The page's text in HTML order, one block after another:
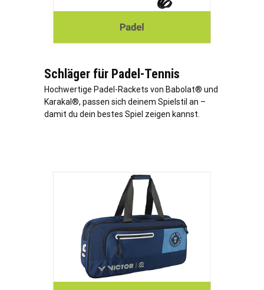
Schläger für Padel-Tennis
Hochwertige Padel-Rackets von Babolat® und
Karakal®, passen sich deinem Spielstil an –
damit du dein bestes Spiel zeigen kannst.